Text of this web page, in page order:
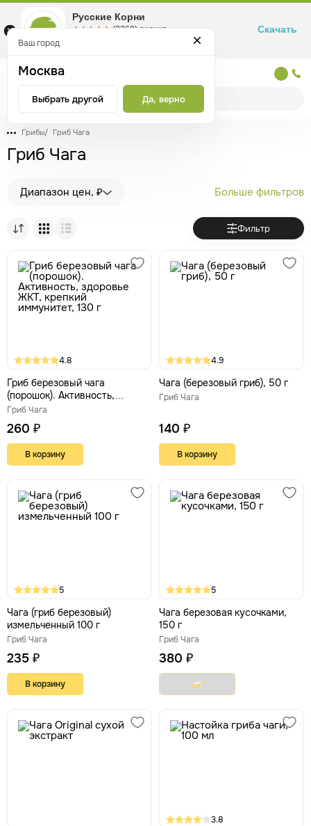
Грибы/ Гриб Чага
Гриб Чага
Диапазон цен, ₽ Больше фильтров
Фильтр
4.8
Гриб березовый чага
(порошок). Активность,
здоровье ЖКТ, крепкий
Гриб Чага
260 ₽
В корзину
4.9
Чага (березовый гриб), 50 г
Гриб Чага
140 ₽
В корзину
5
Чага (гриб березовый)
измельченный 100 г
Гриб Чага
235 ₽
В корзину
5
Чага березовая кусочками,
150 г
Гриб Чага
380 ₽
3.8
Ваш город
Москва
Выбрать другой Да, верно
Русские Корни
☆☆☆☆☆
★★★★★ (2360) оценка
Маркетплейс товаров для здоровья
Скачать